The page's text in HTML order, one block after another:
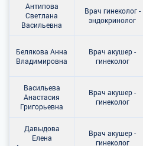
Антипова
Светлана
Васильевна
Врач гинеколог -
эндокринолог
Белякова Анна
Владимировна
Врач акушер -
гинеколог
Васильева
Анастасия
Григорьевна
Врач акушер -
гинеколог
Давыдова
Елена
Врач акушер -
гинеколог